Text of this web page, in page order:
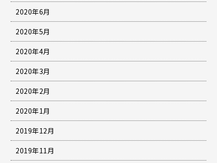
2020年6月
2020年5月
2020年4月
2020年3月
2020年2月
2020年1月
2019年12月
2019年11月